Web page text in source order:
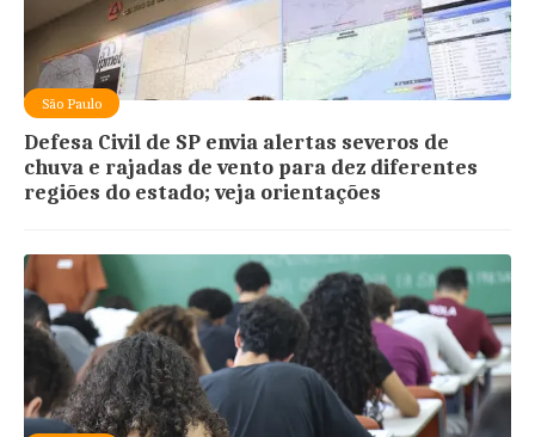
São Paulo
Defesa Civil de SP envia alertas severos de
chuva e rajadas de vento para dez diferentes
regiões do estado; veja orientações